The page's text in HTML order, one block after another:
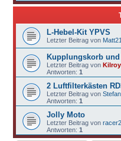
L-Hebel-Kit YPVS
Letzter Beitrag von Matt21
Kupplungskorb
Letzter Beitrag von Kilroy
Antworten: 1
2 Luftfilterkästen
Letzter Beitrag von
Antworten: 1
Jolly Moto
Letzter Beitrag von
Antworten: 1